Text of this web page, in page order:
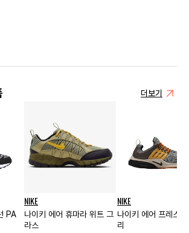
더보기
PA
NIKE
나이키 에어 휴마라 위트 그
라스
NIKE
나이키 에어 프레스
리